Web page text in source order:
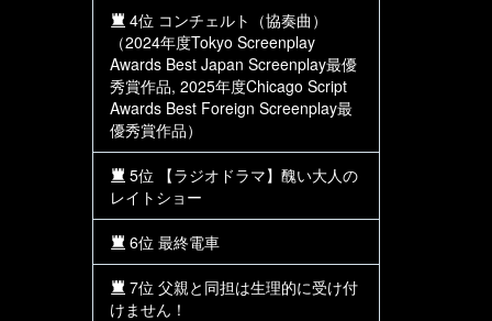
4位 コンチェルト（協奏曲）
（2024年度Tokyo Screenplay
Awards Best Japan Screenplay最優
秀賞作品, 2025年度Chicago Script
Awards Best Foreign Screenplay最
優秀賞作品）
5位 【ラジオドラマ】醜い大人の
レイトショー
6位 最終電車
7位 父親と同担は生理的に受け付
けません！